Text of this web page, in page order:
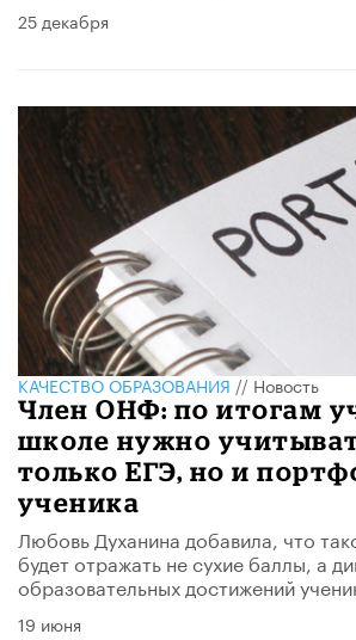
25 декабря
КАЧЕСТВО ОБРАЗОВАНИЯ//Новость
Член ОНФ: по итогам
школе нужно
только ЕГЭ, но и
ученика
Любовь Духанина добавила, что
будет отражать не сухие баллы, а
образовательных достижений
19 июня